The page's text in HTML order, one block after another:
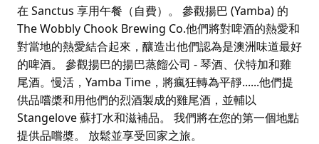
在 Sanctus 享用午餐（自費）。 參觀揚巴 (Yamba) 的
The Wobbly Chook Brewing Co.他們將對啤酒的熱愛和
對當地的熱愛結合起來，釀造出他們認為是澳洲味道最好
的啤酒。 參觀揚巴的揚巴蒸餾公司 - 琴酒、伏特加和雞
尾酒。慢活，Yamba Time，將瘋狂轉為平靜......他們提
供品嚐槳和用他們的烈酒製成的雞尾酒，並輔以
Stangelove 蘇打水和滋補品。 我們將在您的第一個地點
提供品嚐槳。 放鬆並享受回家之旅。